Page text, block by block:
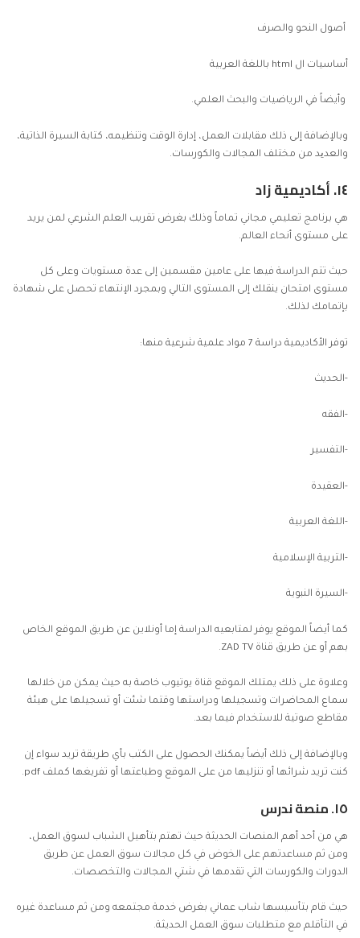
أصول النحو والصرف
أساسيات ال html باللغة العربية
وأيضاً في الرياضيات والبحث العلمي.
وبالإضافة إلى ذلك مقابلات العمل، إدارة الوقت وتنظيمه، كتابة السيرة الذاتية،
والعدید من مختلف المجالات والكورسات.
١٤. أكاديمية زاد
هي برنامج تعليمي مجاني تماماً وذلك بغرض تقريب العلم الشرعي لمن يريد
على مستوى أنحاء العالم.
حيث تتم الدراسة فيها على عامين مقسمين إلى عدة مستويات وعلى كل
مستوى امتحان ينقلك إلى المستوى التالي وبمجرد الإنتهاء تحصل على شهادة
بإتمامك لذلك.
توفر الأكاديمية دراسة 7 مواد علمية شرعية منها:
-الحديث
-الفقه
-التفسير
-العقيدة
-اللغة العربية
-التربية الإسلامية
-السيرة النبوية
كما أيضاً الموقع يوفر لمتابعيه الدراسة إما أونلاين عن طريق الموقع الخاص
بهم أو عن طريق قناة ZAD TV.
وعلاوة على ذلك يمتلك الموقع قناة يوتيوب خاصة به حيث يمكن من خلالها
سماع المحاضرات وتسجيلها ودراستها وقتما شئت أو تسجيلها على هيئة
مقاطع صوتية للاستخدام فيما بعد.
وبالإضافة إلى ذلك أيضاً يمكنك الحصول على الكتب بأي طريقة تريد سواء إن
كنت تريد شرائها أو تنزليها من على الموقع وطباعتها أو تفريغها كملف pdf.
١٥. منصة ندرس
هي من أحد أهم المنصات الحديثة حيث تهتم بتأهيل الشباب لسوق العمل،
ومن ثم مساعدتهم على الخوض في كل مجالات سوق العمل عن طريق
الدورات والكورسات التي تقدمها في شتي المجالات والتخصصات.
حيث قام بتأسيسها شاب عماني بغرض خدمة مجتمعه ومن ثم مساعدة غيره
في التأقلم مع متطلبات سوق العمل الحديثة.